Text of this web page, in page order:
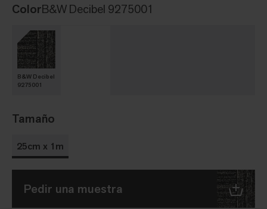
ColorB&W Decibel 9275001
B&W Decibel
9275001
Tamaño
25cm x 1m
Pedir una muestra